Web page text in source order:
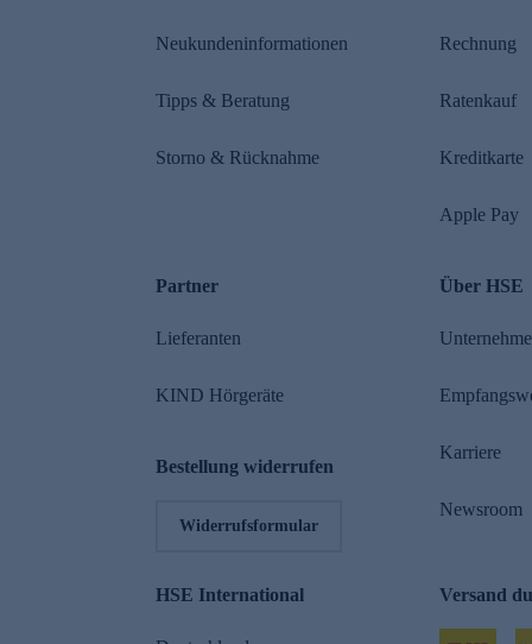
Neukundeninformationen
Tipps & Beratung
Storno & Rücknahme
Rechnung
Ratenkauf
Kreditkarte
Apple Pay
Partner
Lieferanten
KIND Hörgeräte
Bestellung widerrufen
Widerrufsformular
Über HSE
Karriere
Newsroom
HSE International Versand